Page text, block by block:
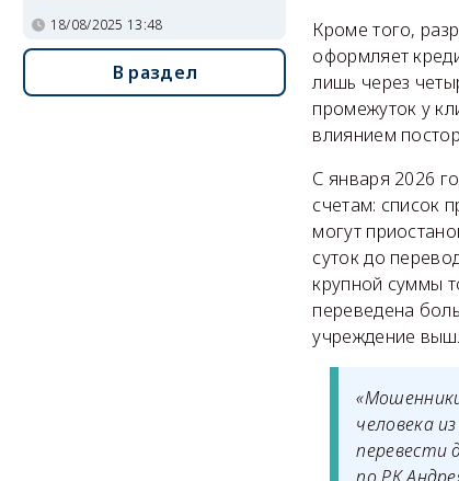
Кроме того,
оформляет
лишь через
промежуток у
влиянием
С января 2026
счетам: список
могут
суток до
крупной суммы
переведена
учреждение
человека
перевести
18/08/2025 13:48
В раздел